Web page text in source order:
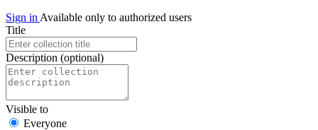
Sign in Available only to authorized users
Title
Description (optional)
Visible to
Everyone